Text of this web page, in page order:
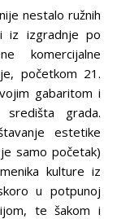
nestalo ružnih
iz izgradnje po
komercijalne
početkom 21.
gabaritom i
središta grada.
estetike
samo početak)
kulture iz
u potpunoj
te šakom i